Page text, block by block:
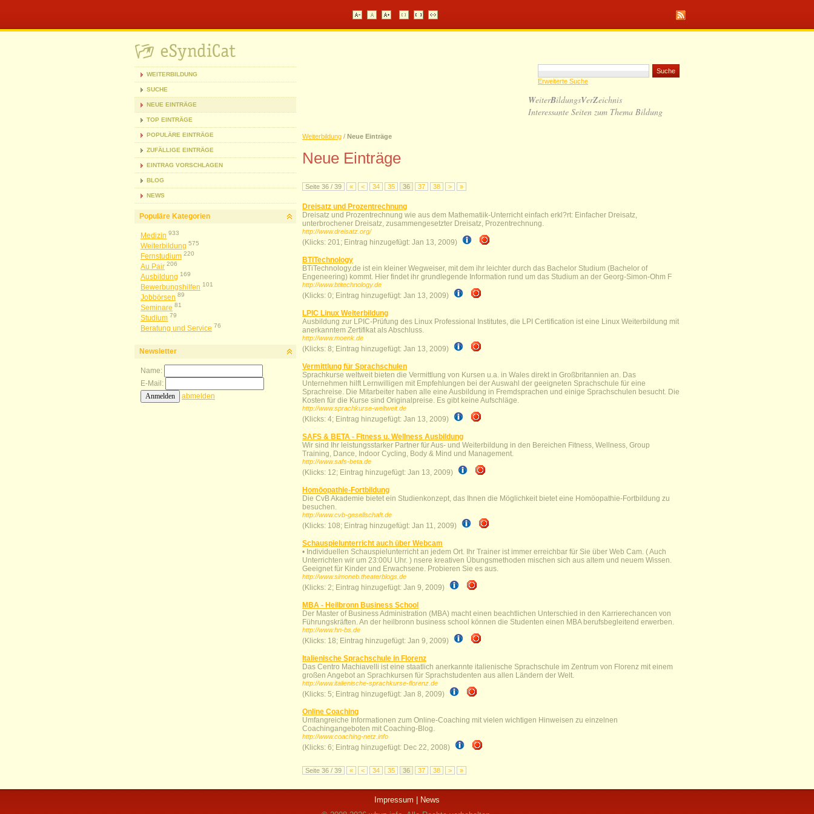
WEITERBILDUNG
SUCHE
NEUE EINTRÄGE
TOP EINTRÄGE
POPULÄRE EINTRÄGE
ZUFÄLLIGE EINTRÄGE
EINTRAG VORSCHLAGEN
BLOG
NEWS
Populäre Kategorien
Medizin 933
Weiterbildung 575
Fernstudium 220
Au Pair 206
Ausbildung 169
Bewerbungshilfen 101
Jobbörsen 89
Seminare 81
Studium 79
Beratung und Service 76
Newsletter
Name:
E-Mail:
abmelden
Erweiterte Suche
WeiterBildungsVerZeichnis
Interessante Seiten zum Thema Bildung
Weiterbildung / Neue Einträge
Neue Einträge
Seite 36 / 39 « < 34 35 36 37 38 > »
Dreisatz und Prozentrechnung
Dreisatz und Prozentrechnung wie aus dem Mathematiik-Unterricht einfach erkl?rt: Einfacher Dreisatz,
unterbrochener Dreisatz, zusammengesetzter Dreisatz, Prozentrechnung.
http://www.dreisatz.org/
(Klicks: 201; Eintrag hinzugefügt: Jan 13, 2009)
BTiTechnology
BTiTechnology.de ist ein kleiner Wegweiser, mit dem ihr leichter durch das Bachelor Studium (Bachelor of
Engeneering) kommt. Hier findet ihr grundlegende Information rund um das Studium an der Georg-Simon-Ohm F
http://www.btitechnology.de
(Klicks: 0; Eintrag hinzugefügt: Jan 13, 2009)
LPIC Linux Weiterbildung
Ausbildung zur LPIC-Prüfung des Linux Professional Institutes, die LPI Certification ist eine Linux Weiterbildung mit
anerkanntem Zertifikat als Abschluss.
http://www.moenk.de
(Klicks: 8; Eintrag hinzugefügt: Jan 13, 2009)
Vermittlung für Sprachschulen
Sprachkurse weltweit bieten die Vermittlung von Kursen u.a. in Wales direkt in Großbritannien an. Das
Unternehmen hilft Lernwilligen mit Empfehlungen bei der Auswahl der geeigneten Sprachschule für eine
Sprachreise. Die Mitarbeiter haben alle eine Ausbildung in Fremdsprachen und einige Sprachschulen besucht. Die
Kosten für die Kurse sind Originalpreise. Es gibt keine Aufschläge.
http://www.sprachkurse-weltweit.de
(Klicks: 4; Eintrag hinzugefügt: Jan 13, 2009)
SAFS & BETA - Fitness u. Wellness Ausbildung
Wir sind Ihr leistungsstarker Partner für Aus- und Weiterbildung in den Bereichen Fitness, Wellness, Group
Training, Dance, Indoor Cycling, Body & Mind und Management.
http://www.safs-beta.de
(Klicks: 12; Eintrag hinzugefügt: Jan 13, 2009)
Homöopathie-Fortbildung
Die CvB Akademie bietet ein Studienkonzept, das Ihnen die Möglichkeit bietet eine Homöopathie-Fortbildung zu
besuchen.
http://www.cvb-gesellschaft.de
(Klicks: 108; Eintrag hinzugefügt: Jan 11, 2009)
Schauspielunterricht auch über Webcam
• Individuellen Schauspielunterricht an jedem Ort. Ihr Trainer ist immer erreichbar für Sie über Web Cam. ( Auch
Unterrichten wir um 23:00U Uhr. ) nsere kreativen Übungsmethoden mischen sich aus altem und neuem Wissen.
Geeignet für Kinder und Erwachsene. Probieren Sie es aus.
http://www.simoneb.theaterblogs.de
(Klicks: 2; Eintrag hinzugefügt: Jan 9, 2009)
MBA - Heilbronn Business School
Der Master of Business Administration (MBA) macht einen beachtlichen Unterschied in den Karrierechancen von
Führungskräften. An der heilbronn business school können die Studenten einen MBA berufsbegleitend erwerben.
http://www.hn-bs.de
(Klicks: 18; Eintrag hinzugefügt: Jan 9, 2009)
Italienische Sprachschule in Florenz
Das Centro Machiavelli ist eine staatlich anerkannte italienische Sprachschule im Zentrum von Florenz mit einem
großen Angebot an Sprachkursen für Sprachstudenten aus allen Ländern der Welt.
http://www.italienische-sprachkurse-florenz.de
(Klicks: 5; Eintrag hinzugefügt: Jan 8, 2009)
Online Coaching
Umfangreiche Informationen zum Online-Coaching mit vielen wichtigen Hinweisen zu einzelnen
Coachingangeboten mit Coaching-Blog.
http://www.coaching-netz.info
(Klicks: 6; Eintrag hinzugefügt: Dec 22, 2008)
Seite 36 / 39 « < 34 35 36 37 38 > »
Impressum
News